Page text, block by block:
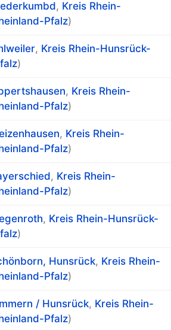
, Kreis Rhein-
Pfalz)
, Kreis Rhein-Hunsrück-
)
, Kreis Rhein-
Pfalz)
, Kreis Rhein-
Pfalz)
, Kreis Rhein-
Pfalz)
, Kreis Rhein-Hunsrück-
)
Hunsrück, Kreis Rhein-
Pfalz)
/ Hunsrück, Kreis Rhein-
Pfalz)